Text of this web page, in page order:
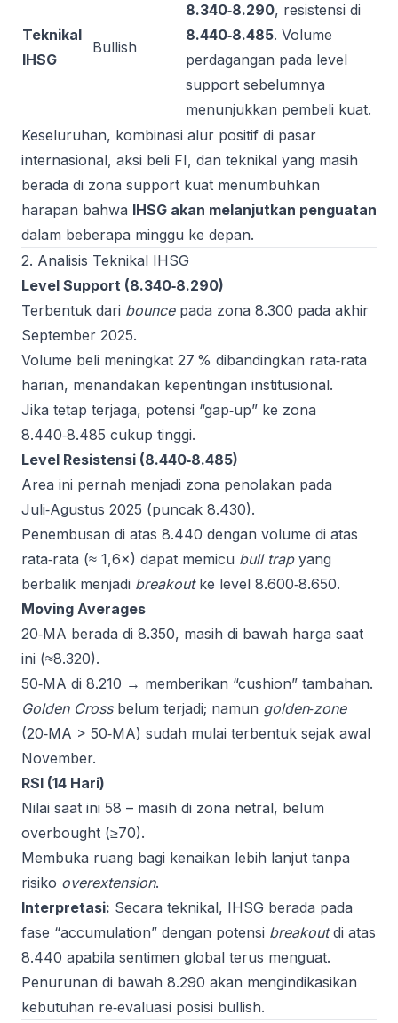
Teknikal
IHSG
Bullish
8.340‑8.290, resistensi di
8.440‑8.485. Volume
perdagangan pada level
support sebelumnya
menunjukkan pembeli kuat.
Keseluruhan, kombinasi alur positif di pasar
internasional, aksi beli FI, dan teknikal yang masih
berada di zona support kuat menumbuhkan
harapan bahwa IHSG akan melanjutkan penguatan
dalam beberapa minggu ke depan.
2. Analisis Teknikal IHSG
Level Support (8.340‑8.290)
Terbentuk dari bouncepada zona 8.300 pada akhir
September 2025.
Volume beli meningkat 27 % dibandingkan rata‑rata
harian, menandakan kepentingan institusional.
Jika tetap terjaga, potensi “gap‑up” ke zona
8.440‑8.485 cukup tinggi.
Level Resistensi (8.440‑8.485)
Area ini pernah menjadi zona penolakan pada
Juli‑Agustus 2025 (puncak 8.430).
Penembusan di atas 8.440 dengan volume di atas
rata‑rata (≈ 1,6×) dapat memicu bull trapyang
berbalik menjadi breakoutke level 8.600‑8.650.
Moving Averages
20‑MA berada di 8.350, masih di bawah harga saat
ini (≈8.320).
50‑MA di 8.210 → memberikan “cushion” tambahan.
Golden Crossbelum terjadi; namun golden‑zone
(20‑MA > 50‑MA) sudah mulai terbentuk sejak awal
November.
RSI (14 Hari)
Nilai saat ini 58 – masih di zona netral, belum
overbought (≥70).
Membuka ruang bagi kenaikan lebih lanjut tanpa
risiko overextension.
Interpretasi: Secara teknikal, IHSG berada pada
fase “accumulation” dengan potensi breakoutdi atas
8.440 apabila sentimen global terus menguat.
Penurunan di bawah 8.290 akan mengindikasikan
kebutuhan re‑evaluasi posisi bullish.